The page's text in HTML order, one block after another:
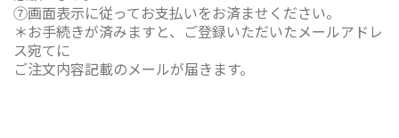
⑦画面表示に従ってお支払いをお済ませください。
＊お手続きが済みますと、ご登録いただいたメールアドレ
ス宛てに
ご注文内容記載のメールが届きます。